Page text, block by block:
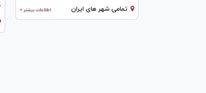
اطلاعات بیشتر > تمامی شهر های ایران